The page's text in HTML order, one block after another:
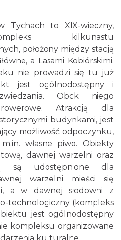
Tychach to XIX-wieczny,
kilkunastu
położony między stacją
a Lasami Kobiórskimi.
nie prowadzi się tu już
jest ogólnodostępny i
Obok niego
Atrakcją dla
budynkami, jest
możliwość odpoczynku,
własne piwo. Obiekty
dawnej warzelni oraz
są udostępnione dla
warzelni mieści się
a w dawnej słodowni z
technologiczny (kompleks
jest ogólnodostępny
kompleksu organizowane
kulturalne.